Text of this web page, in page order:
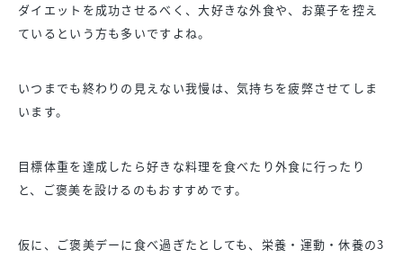
ダイエットを成功させるべく、大好きな外食や、お菓子を控え
ているという方も多いですよね。
いつまでも終わりの見えない我慢は、気持ちを疲弊させてしま
います。
目標体重を達成したら好きな料理を食べたり外食に行ったり
と、ご褒美を設けるのもおすすめです。
仮に、ご褒美デーに食べ過ぎたとしても、栄養・運動・休養の3